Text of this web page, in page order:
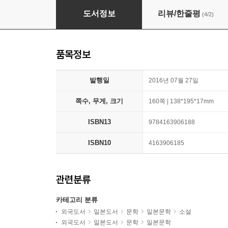
コンビニ人間
도서정보 리뷰/한줄평 (4/2)
품목정보
발행일 2016년 07월 27일
쪽수, 무게, 크기 160쪽 | 138*195*17mm
ISBN13 9784163906188
ISBN10 4163906185
관련분류
카테고리 분류
외국도서 일본도서 문학 일본문학
소설
외국도서
일본도서 문학 일본문학